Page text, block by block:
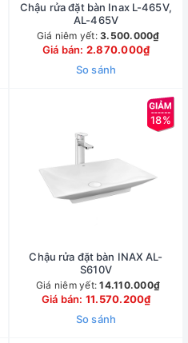
Chậu rửa đặt bàn Inax L-465V,
AL-465V
Giá niêm yết: 3.500.000₫
Giá bán: 2.870.000₫
So sánh
18%
Chậu rửa đặt bàn INAX AL-
S610V
Giá niêm yết:14.110.000₫
Giá bán: 11.570.200₫
So sánh